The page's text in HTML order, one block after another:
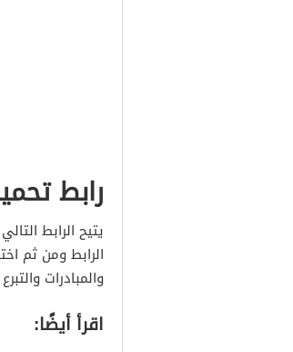
رابط
يتيح الرابط التالي
الرابط ومن ثم
والمبادرات
اقرأ أيضًا: